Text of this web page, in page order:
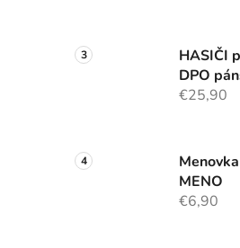
HASIČI
DPO
€25,90
MENO
€6,90